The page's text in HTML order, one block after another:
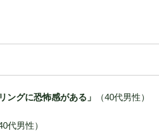
ングに恐怖感がある」 （40代男性）
代男性）